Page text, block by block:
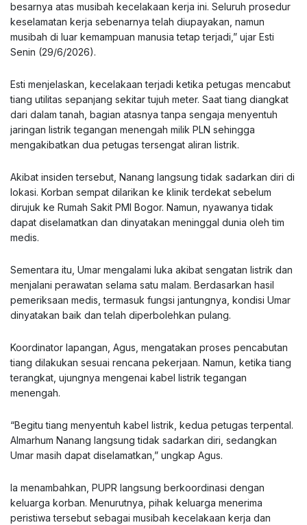
besarnya atas musibah kecelakaan kerja ini. Seluruh prosedur
keselamatan kerja sebenarnya telah diupayakan, namun
musibah di luar kemampuan manusia tetap terjadi,” ujar Esti
Senin (29/6/2026).
Esti menjelaskan, kecelakaan terjadi ketika petugas mencabut
tiang utilitas sepanjang sekitar tujuh meter. Saat tiang diangkat
dari dalam tanah, bagian atasnya tanpa sengaja menyentuh
jaringan listrik tegangan menengah milik PLN sehingga
mengakibatkan dua petugas tersengat aliran listrik.
Akibat insiden tersebut, Nanang langsung tidak sadarkan diri di
lokasi. Korban sempat dilarikan ke klinik terdekat sebelum
dirujuk ke Rumah Sakit PMI Bogor. Namun, nyawanya tidak
dapat diselamatkan dan dinyatakan meninggal dunia oleh tim
medis.
Sementara itu, Umar mengalami luka akibat sengatan listrik dan
menjalani perawatan selama satu malam. Berdasarkan hasil
pemeriksaan medis, termasuk fungsi jantungnya, kondisi Umar
dinyatakan baik dan telah diperbolehkan pulang.
Koordinator lapangan, Agus, mengatakan proses pencabutan
tiang dilakukan sesuai rencana pekerjaan. Namun, ketika tiang
terangkat, ujungnya mengenai kabel listrik tegangan
menengah.
“Begitu tiang menyentuh kabel listrik, kedua petugas terpental.
Almarhum Nanang langsung tidak sadarkan diri, sedangkan
Umar masih dapat diselamatkan,” ungkap Agus.
Ia menambahkan, PUPR langsung berkoordinasi dengan
keluarga korban. Menurutnya, pihak keluarga menerima
peristiwa tersebut sebagai musibah kecelakaan kerja dan